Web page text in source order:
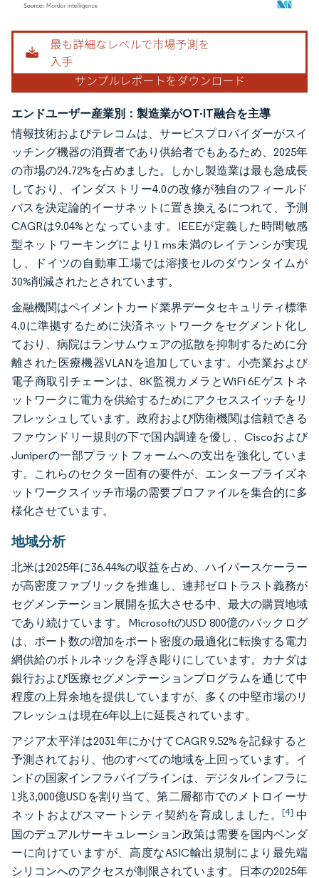
画像 © Mordor Intelligence。再利用にはCC BY 4.0の表示が必要です。
エンドユーザー産業別：製造業がOT-IT融合を主導
情報技術およびテレコムは、サービスプロバイダーがスイ
ッチング機器の消費者であり供給者でもあるため、2025年
の市場の24.72%を占めました。しかし製造業は最も急成長
しており、インダストリー4.0の改修が独自のフィールド
バスを決定論的イーサネットに置き換えるにつれて、予測
CAGRは9.04%となっています。IEEEが定義した時間敏感
型ネットワーキングにより1 ms未満のレイテンシが実現
し、ドイツの自動車工場では溶接セルのダウンタイムが
30%削減されたとされています。
金融機関はペイメントカード業界データセキュリティ標準
4.0に準拠するために決済ネットワークをセグメント化し
ており、病院はランサムウェアの拡散を抑制するために分
離された医療機器VLANを追加しています。小売業および
電子商取引チェーンは、8K監視カメラとWiFi 6Eゲストネ
ットワークに電力を供給するためにアクセススイッチをリ
フレッシュしています。政府および防衛機関は信頼できる
ファウンドリー規則の下で国内調達を優し、Ciscoおよび
Juniperの一部プラットフォームへの支出を強化していま
す。これらのセクター固有の要件が、エンタープライズネ
ットワークスイッチ市場の需要プロファイルを集合的に多
様化させています。
地域分析
北米は2025年に36.44%の収益を占め、ハイパースケーラー
が高密度ファブリックを推進し、連邦ゼロトラスト義務が
セグメンテーション展開を拡大させる中、最大の購買地域
であり続けています。MicrosoftのUSD 800億のバックログ
は、ポート数の増加をポート密度の最適化に転換する電力
網供給のボトルネックを浮き彫りにしています。カナダは
銀行および医療セグメンテーションプログラムを通じて中
程度の上昇余地を提供していますが、多くの中堅市場のリ
フレッシュは現在6年以上に延長されています。
アジア太平洋は2031年にかけてCAGR 9.52%を記録すると
予測されており、他のすべての地域を上回っています。イ
ンドの国家インフラパイプラインは、デジタルインフラに
1兆3,000億USDを割り当て、第二層都市でのメトロイーサ
ネットおよびスマートシティ契約を育成しました。[4] 中
国のデュアルサーキュレーション政策は需要を国内ベンダ
ーに向けていますが、高度なASIC輸出規制により最先端
シリコンへのアクセスが制限されています。日本の2025年